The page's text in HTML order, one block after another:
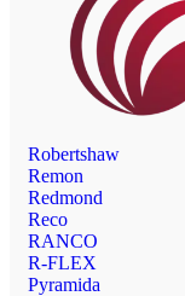
Robertshaw
Remon
Redmond
Reco
RANCO
R-FLEX
Pyramida